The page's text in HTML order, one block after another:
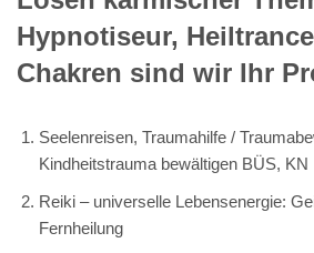
Hypnotiseur,
Chakren sind wir Ihr
Seelenreisen, Traumahilfe /
Kindheitstrauma bewältigen BÜS, KN
Reiki – universelle Lebensenergie:
Fernheilung